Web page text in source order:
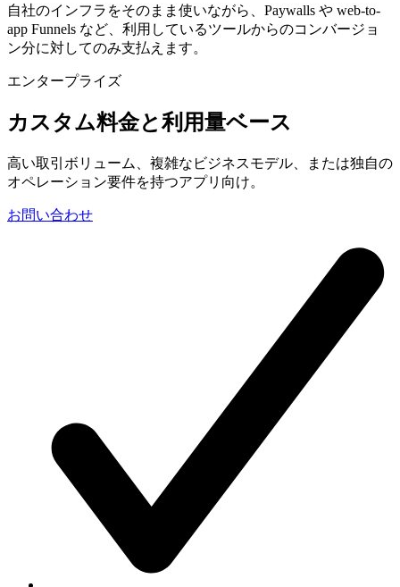
自社のインフラをそのまま使いながら、Paywalls や web-to-
app Funnels など、利用しているツールからのコンバージョ
ン分に対してのみ支払えます。
エンタープライズ
カスタム料金と利用量ベース
高い取引ボリューム、複雑なビジネスモデル、または独自の
オペレーション要件を持つアプリ向け。
お問い合わせ